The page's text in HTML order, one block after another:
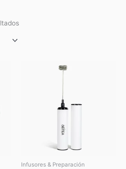
Infusores & Preparación